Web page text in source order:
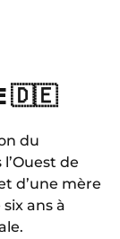
🇩🇪
du
de
d’une mère
ans à